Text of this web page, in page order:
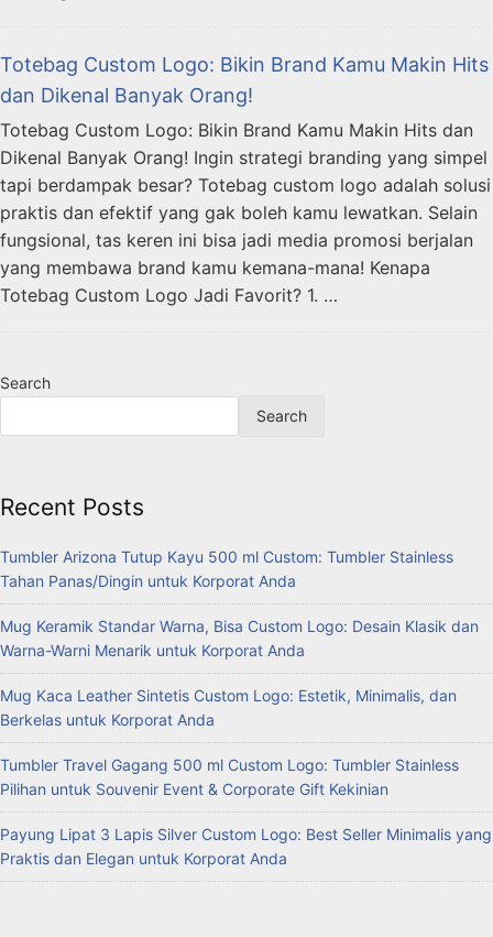
Totebag Custom Logo: Bikin Brand Kamu Makin Hits
dan Dikenal Banyak Orang!
Totebag Custom Logo: Bikin Brand Kamu Makin Hits dan
Dikenal Banyak Orang! Ingin strategi branding yang simpel
tapi berdampak besar? Totebag custom logo adalah solusi
praktis dan efektif yang gak boleh kamu lewatkan. Selain
fungsional, tas keren ini bisa jadi media promosi berjalan
yang membawa brand kamu kemana-mana! Kenapa
Totebag Custom Logo Jadi Favorit? 1. …
Search
Search
Recent Posts
Tumbler Arizona Tutup Kayu 500 ml Custom: Tumbler Stainless
Tahan Panas/Dingin untuk Korporat Anda
Mug Keramik Standar Warna, Bisa Custom Logo: Desain Klasik dan
Warna-Warni Menarik untuk Korporat Anda
Mug Kaca Leather Sintetis Custom Logo: Estetik, Minimalis, dan
Berkelas untuk Korporat Anda
Tumbler Travel Gagang 500 ml Custom Logo: Tumbler Stainless
Pilihan untuk Souvenir Event & Corporate Gift Kekinian
Payung Lipat 3 Lapis Silver Custom Logo: Best Seller Minimalis yang
Praktis dan Elegan untuk Korporat Anda